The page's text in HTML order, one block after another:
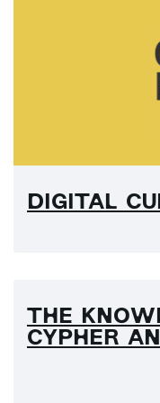
DIGITAL
THE
CYPHER